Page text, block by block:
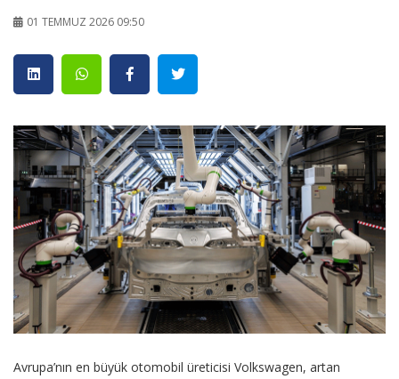
01 TEMMUZ 2026 09:50
Avrupa’nın en büyük otomobil üreticisi Volkswagen, artan